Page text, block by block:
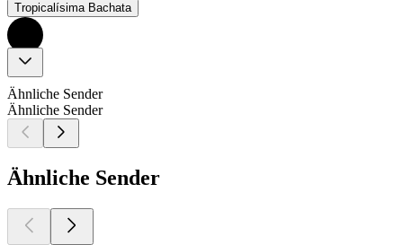
Tropicalísima Bachata
Ähnliche Sender
Ähnliche Sender
Ähnliche Sender